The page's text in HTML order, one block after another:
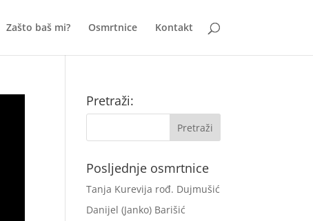
Zašto baš mi? Osmrtnice Kontakt
Pretraži:
Posljednje osmrtnice
Tanja Kurevija rođ. Dujmušić
Danijel (Janko) Barišić